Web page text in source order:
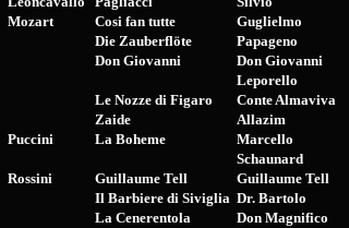
Mozart
Puccini
Rossini
Cosi fan tutte
Die Zauberflöte
Don Giovanni
Le Nozze di Figaro
Zaide
La Boheme
Guillaume Tell
Il Barbiere di Siviglia
La Cenerentola
Guglielmo
Papageno
Don Giovanni
Leporello
Conte Almaviva
Allazim
Marcello
Schaunard
Guillaume Tell
Dr. Bartolo
Don Magnifico